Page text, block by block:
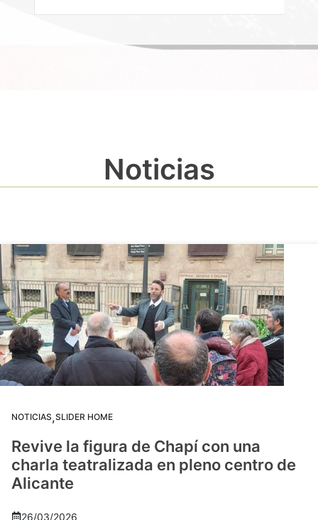
Noticias
NOTICIAS,SLIDER HOME
Revive la figura de Chapí con una
charla teatralizada en pleno centro de
Alicante
26/03/2026